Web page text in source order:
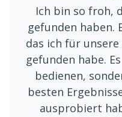
Ich bin so froh,
gefunden haben.
das ich für
gefunden habe.
bedienen,
besten
ausprobiert